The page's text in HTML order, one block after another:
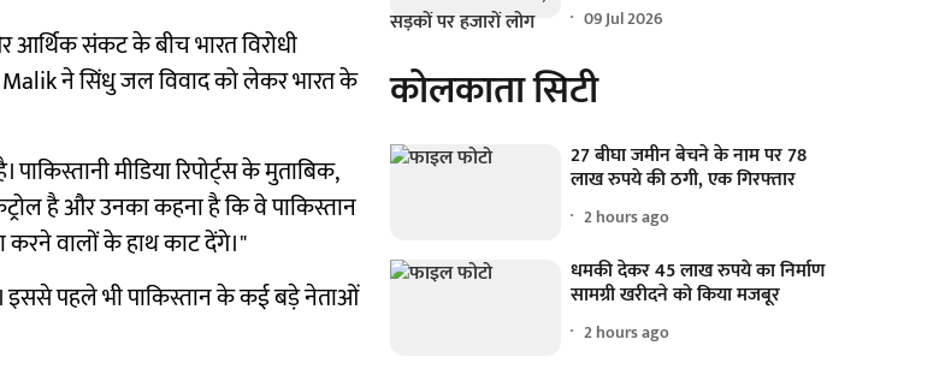
आर्थिक संकट के बीच भारत विरोधी
Malik ने सिंधु जल विवाद को लेकर भारत के
मीडिया रिपोर्ट्स के मुताबिक,
है और उनका कहना है कि वे पाकिस्तान
करने वालों के हाथ काट देंगे।"
इससे पहले भी पाकिस्तान के कई बड़े नेताओं
09 Jul 2026
कोलकाता सिटी
27 बीघा जमीन बेचने के नाम पर 78
लाख रुपये की ठगी, एक गिरफ्तार
2 hours ago
धमकी देकर 45 लाख रुपये का निर्माण
सामग्री खरीदने को किया मजबूर
2 hours ago